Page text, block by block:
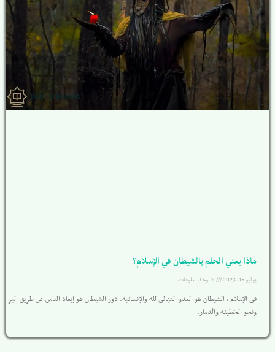
ماذا يعني الحلم بالشيطان في الإسلام؟
يوليو 16, 2023 لا توجد تعليقات
في الإسلام ، الشيطان هو العدو النهائي لله والإنسانية. دور الشيطان هو إبعاد الناس عن طريق البر
ونحو الخطيئة والدمار.